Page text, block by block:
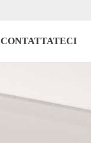
CONTATTATECI